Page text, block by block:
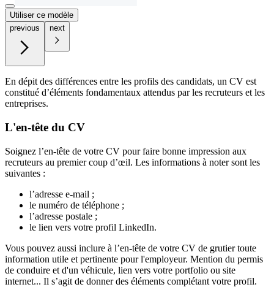
Utiliser ce modèle
previous
next
En dépit des différences entre les profils des candidats, un CV est
constitué d’éléments fondamentaux attendus par les recruteurs et les
entreprises.
L'en-tête du CV
Soignez l’en-tête de votre CV pour faire bonne impression aux
recruteurs au premier coup d’œil. Les informations à noter sont les
suivantes :
l’adresse e-mail ;
le numéro de téléphone ;
l’adresse postale ;
le lien vers votre profil LinkedIn.
Vous pouvez aussi inclure à l’en-tête de votre CV de grutier toute
information utile et pertinente pour l'employeur. Mention du permis
de conduire et d'un véhicule, lien vers votre portfolio ou site
internet... Il s’agit de donner des éléments complétant votre profil.